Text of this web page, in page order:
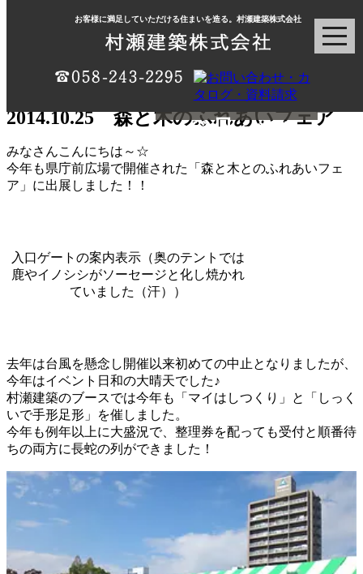
お客様に満足していただける住まいを造る。村瀬建築株式会社
村瀬建築ブログ
2014.10.25 森と木のふれあいフェア
みなさんこんにちは～☆
今年も県庁前広場で開催された「森と木とのふれあいフェ
ア」に出展しました！！
入口ゲートの案内表示（奥のテントでは
鹿やイノシシがソーセージと化し焼かれ
ていました（汗））
去年は台風を懸念し開催以来初めての中止となりましたが、
今年はイベント日和の大晴天でした♪
村瀬建築のブースでは今年も「マイはしつくり」と「しっく
いで手形足形」を催しました。
今年も例年以上に大盛況で、整理券を配っても受付と順番待
ちの両方に長蛇の列ができました！